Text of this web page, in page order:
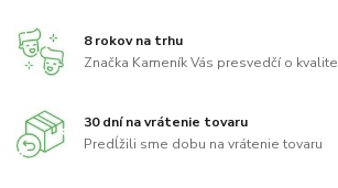
8 rokov na trhu
Značka Kameník Vás presvedčí o kvalite
30 dní na vrátenie tovaru
Predĺžili sme dobu na vrátenie tovaru